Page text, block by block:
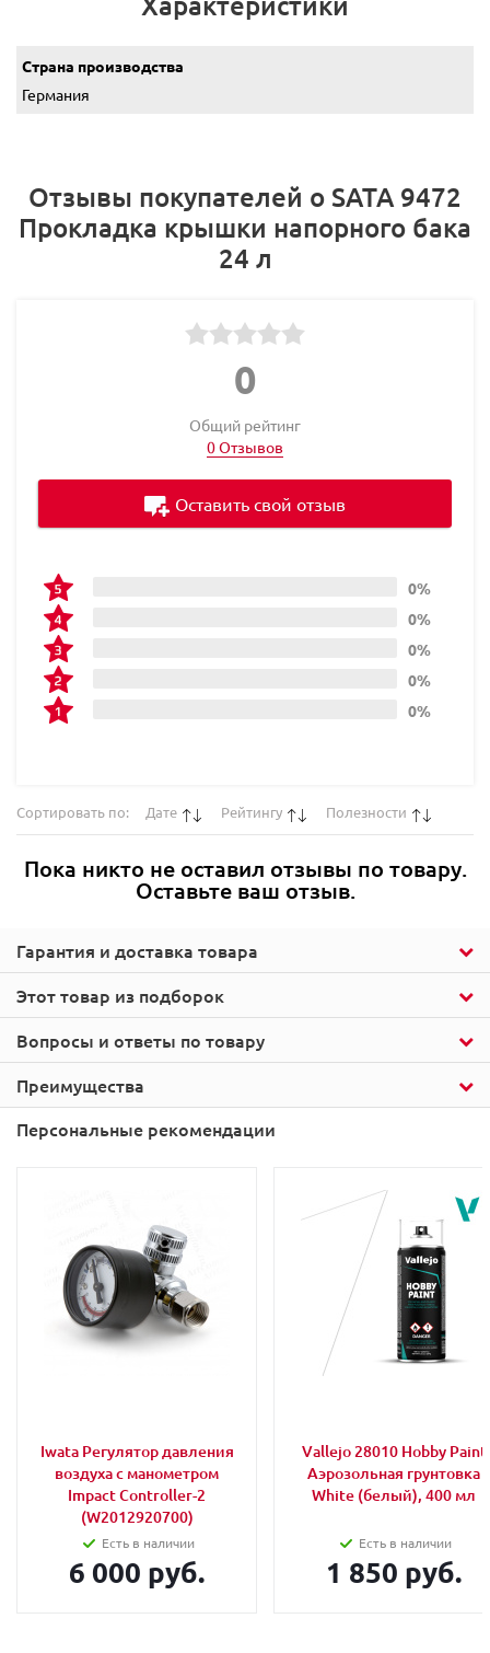
Страна производства
Германия
Этот товар из подборок
Гарантия и доставка товара
Отзывы покупателей о SATA 9472
Прокладка крышки напорного бака
24 л
0
Общий рейтинг
0 Отзывов
0%
0%
0%
0%
0%
Оставить свой отзыв
Сортировать по: Дате Рейтингу Полезности
Пока никто не оставил отзывы по товару.
Оставьте ваш отзыв.
Вопросы и ответы по товару
Преимущества
Персональные рекомендации
Iwata Регулятор давления
воздуха с манометром
Impact Controller-2
(W2012920700)
Есть в наличии
6 000 руб.
Vallejo 28010 Hobby Paint
Аэрозольная грунтовка
White (белый), 400 мл
Есть в наличии
1 850 руб.